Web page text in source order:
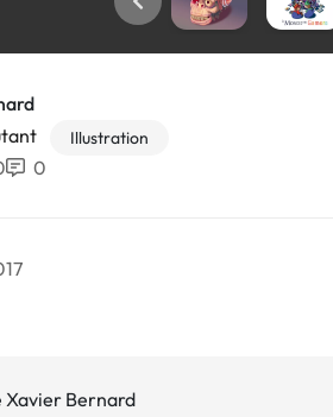
Illustration
0
Xavier Bernard